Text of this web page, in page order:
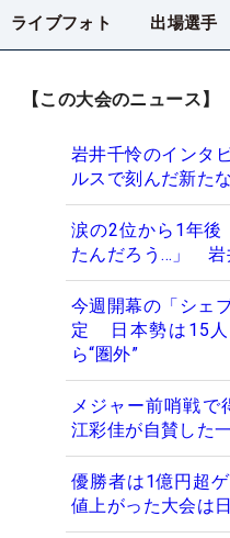
ライブフォト 出場選手
【この大会のニュース】
岩井千怜のインタ
ルスで刻んだ新た
涙の2位から1年後
たんだろう…」 岩
今週開幕の「シェ
定 日本勢は15人
ら“圏外”
メジャー前哨戦
江彩佳が自賛した
優勝者は1億円超
値上がった大会は